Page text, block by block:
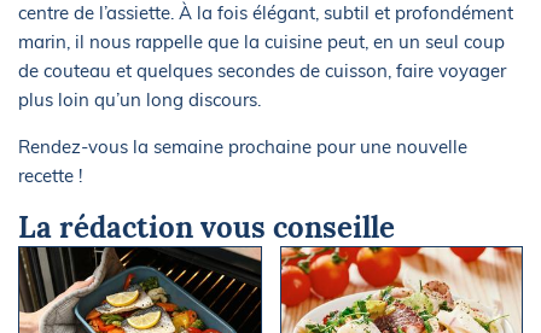
centre de l’assiette. À la fois élégant, subtil et profondément
marin, il nous rappelle que la cuisine peut, en un seul coup
de couteau et quelques secondes de cuisson, faire voyager
plus loin qu’un long discours.
Rendez-vous la semaine prochaine pour une nouvelle
recette !
La rédaction vous conseille